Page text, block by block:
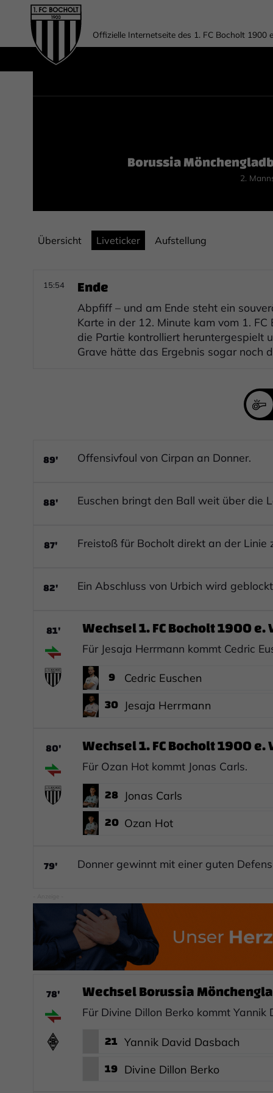
Offizielle Internetseite des 1. FC Bocholt 1900
Borussia
2.
Übersicht Liveticker Aufstellung
15:54 Ende
Abpfiff – und am Ende steht ein
Karte in der 12. Minute kam vom 1.
die Partie kontrolliert heruntergespielt
Grave hätte das Ergebnis sogar noch
89' Offensivfoul von Cirpan an Donner.
88' Euschen bringt den Ball weit über die
87' Freistoß für Bocholt direkt an der Linie
82' Ein Abschluss von Urbich wird
81' Wechsel 1. FC Bocholt 1900 e.
Für Jesaja Herrmann kommt Cedric
9 Cedric Euschen
30 Jesaja Herrmann
80' Wechsel 1. FC Bocholt 1900 e.
Für Ozan Hot kommt Jonas Carls.
28 Jonas Carls
20 Ozan Hot
79' Donner gewinnt mit einer guten
78' Wechsel Borussia
Für Divine Dillon Berko kommt Yannik
21 Yannik David Dasbach
19 Divine Dillon Berko